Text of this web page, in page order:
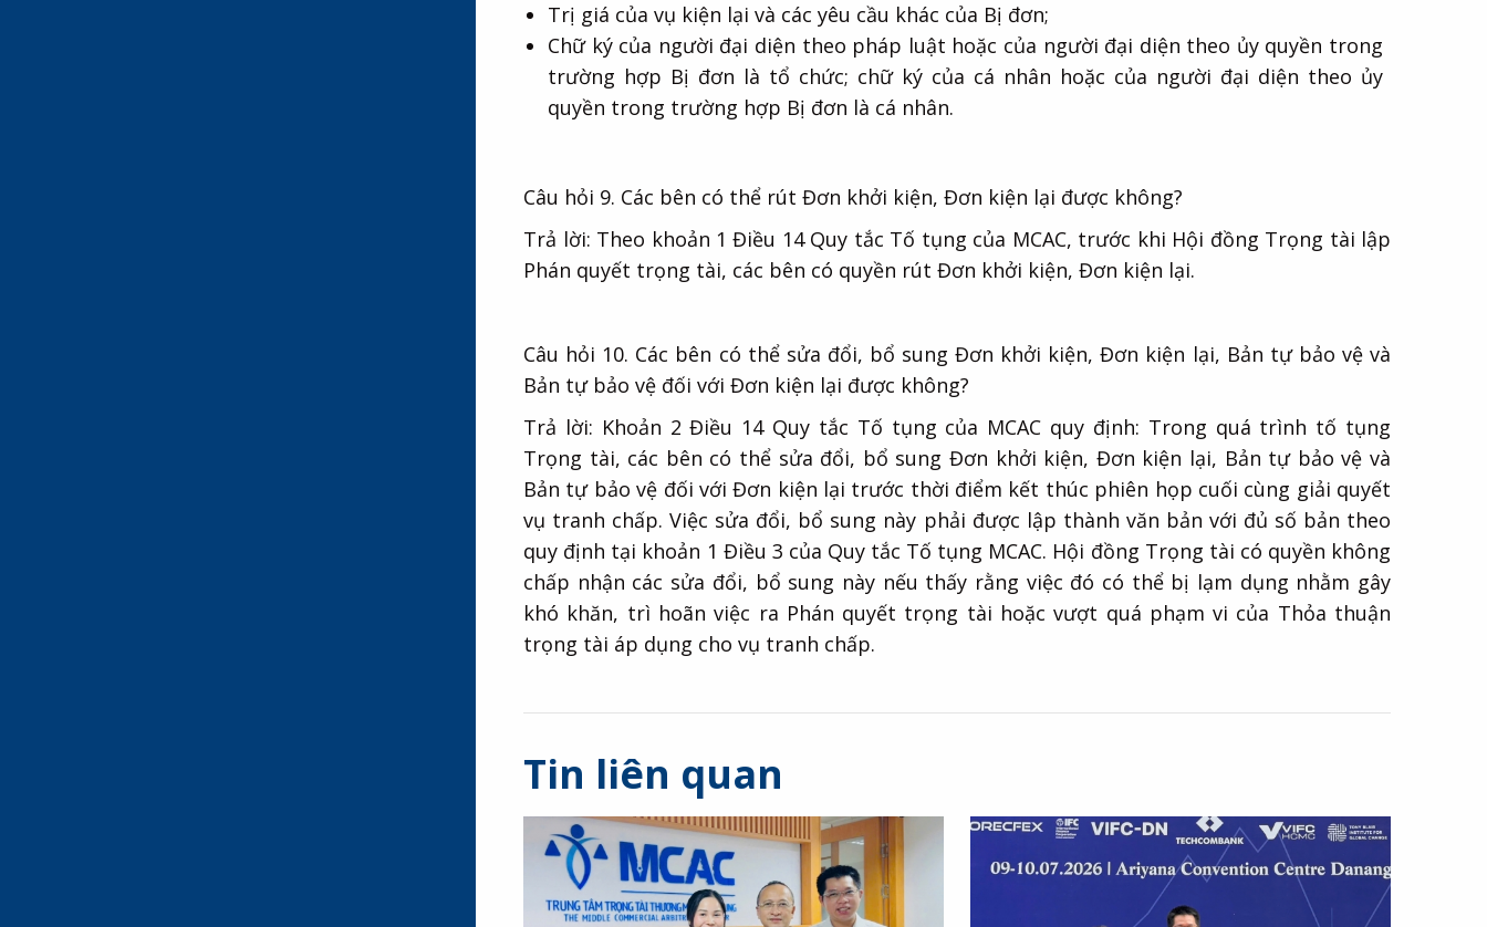
Trị giá của vụ kiện lại và các yêu cầu khác của Bị đơn;
Chữ ký của người đại diện theo pháp luật hoặc của người đại diện theo ủy quyền trong
trường hợp Bị đơn là tổ chức; chữ ký của cá nhân hoặc của người đại diện theo ủy
quyền trong trường hợp Bị đơn là cá nhân.
Câu hỏi 9. Các bên có thể rút Đơn khởi kiện, Đơn kiện lại được không?
Trả lời: Theo khoản 1 Điều 14 Quy tắc Tố tụng của MCAC, trước khi Hội đồng Trọng tài lập
Phán quyết trọng tài, các bên có quyền rút Đơn khởi kiện, Đơn kiện lại.
Câu hỏi 10. Các bên có thể sửa đổi, bổ sung Đơn khởi kiện, Đơn kiện lại, Bản tự bảo vệ và
Bản tự bảo vệ đối với Đơn kiện lại được không?
Trả lời: Khoản 2 Điều 14 Quy tắc Tố tụng của MCAC quy định: Trong quá trình tố tụng
Trọng tài, các bên có thể sửa đổi, bổ sung Đơn khởi kiện, Đơn kiện lại, Bản tự bảo vệ và
Bản tự bảo vệ đối với Đơn kiện lại trước thời điểm kết thúc phiên họp cuối cùng giải quyết
vụ tranh chấp. Việc sửa đổi, bổ sung này phải được lập thành văn bản với đủ số bản theo
quy định tại khoản 1 Điều 3 của Quy tắc Tố tụng MCAC. Hội đồng Trọng tài có quyền không
chấp nhận các sửa đổi, bổ sung này nếu thấy rằng việc đó có thể bị lạm dụng nhằm gây
khó khăn, trì hoãn việc ra Phán quyết trọng tài hoặc vượt quá phạm vi của Thỏa thuận
trọng tài áp dụng cho vụ tranh chấp.
Tin liên quan